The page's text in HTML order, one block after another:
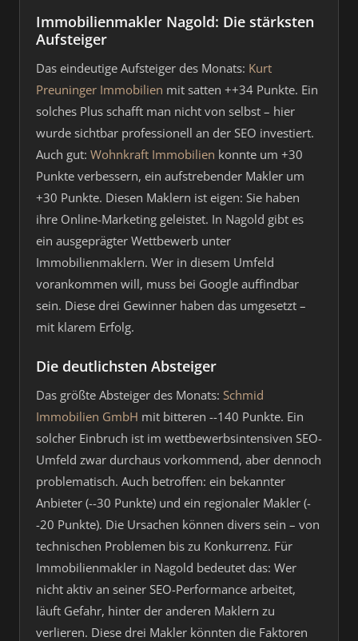
Immobilienmakler Nagold: Die stärksten
Aufsteiger
Das eindeutige Aufsteiger des Monats: Kurt
Preuninger Immobilien mit satten ++34 Punkte. Ein
solches Plus schafft man nicht von selbst – hier
wurde sichtbar professionell an der SEO investiert.
Auch gut: Wohnkraft Immobilien konnte um +30
Punkte verbessern, ein aufstrebender Makler um
+30 Punkte. Diesen Maklern ist eigen: Sie haben
ihre Online-Marketing geleistet. In Nagold gibt es
ein ausgeprägter Wettbewerb unter
Immobilienmaklern. Wer in diesem Umfeld
vorankommen will, muss bei Google auffindbar
sein. Diese drei Gewinner haben das umgesetzt –
mit klarem Erfolg.
Die deutlichsten Absteiger
Das größte Absteiger des Monats: Schmid
Immobilien GmbH mit bitteren --140 Punkte. Ein
solcher Einbruch ist im wettbewerbsintensiven SEO-
Umfeld zwar durchaus vorkommend, aber dennoch
problematisch. Auch betroffen: ein bekannter
Anbieter (--30 Punkte) und ein regionaler Makler (-
-20 Punkte). Die Ursachen können divers sein – von
technischen Problemen bis zu Konkurrenz. Für
Immobilienmakler in Nagold bedeutet das: Wer
nicht aktiv an seiner SEO-Performance arbeitet,
läuft Gefahr, hinter der anderen Maklern zu
verlieren. Diese drei Makler könnten die Faktoren